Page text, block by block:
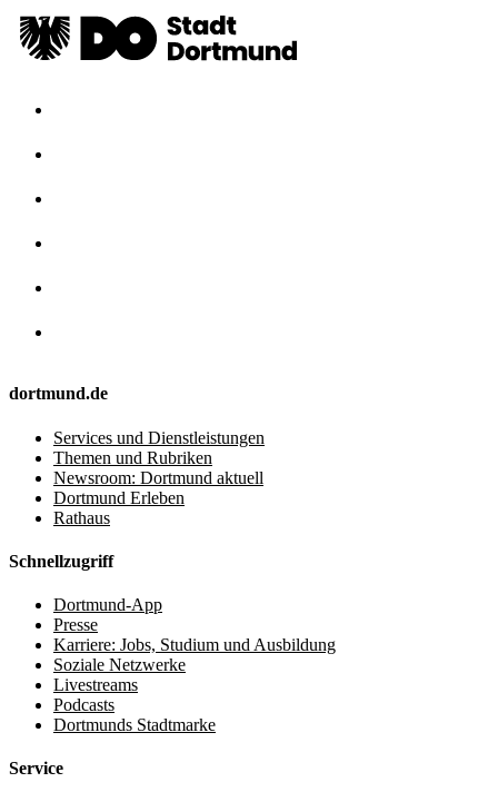
dortmund.de
Services und Dienstleistungen
Themen und Rubriken
Newsroom: Dortmund aktuell
Dortmund Erleben
Rathaus
Schnellzugriff
Dortmund-App
Presse
Karriere: Jobs, Studium und Ausbildung
Soziale Netzwerke
Livestreams
Podcasts
Dortmunds Stadtmarke
Service